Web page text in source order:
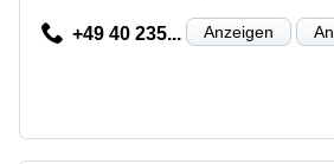
+49 40 235... Anzeigen